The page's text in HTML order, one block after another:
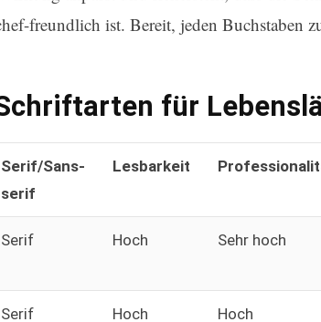
freundlich ist. Bereit, jeden Buchstaben
für
Serif/Sans-
serif
Lesbarkeit
Serif Hoch Sehr hoch
Serif Hoch Hoch